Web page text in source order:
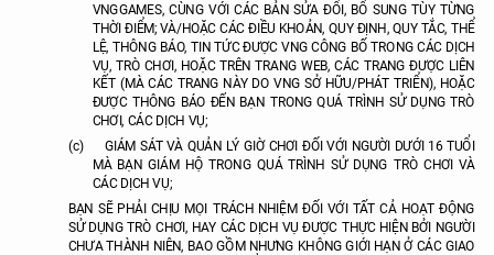
VNGGAMES, CÙNG VỚI CÁC BẢN SỬA ĐỔI, BỔ SUNG TÙY TỪNG
THỜI ĐIỂM; VÀ/HOẶC CÁC ĐIỀU KHOẢN, QUY ĐỊNH, QUY TẮC, THỂ
LỆ, THÔNG BÁO, TIN TỨC ĐƯỢC VNG CÔNG BỐ TRONG CÁC DỊCH
VỤ, TRÒ CHƠI, HOẶC TRÊN TRANG WEB, CÁC TRANG ĐƯỢC LIÊN
KẾT (MÀ CÁC TRANG NÀY DO VNG SỞ HỮU/PHÁT TRIỂN), HOẶC
ĐƯỢC THÔNG BÁO ĐẾN BẠN TRONG QUÁ TRÌNH SỬ DỤNG TRÒ
CHƠI, CÁC DỊCH VỤ;
(c)
GIÁM SÁT VÀ QUẢN LÝ GIỜ CHƠI ĐỐI VỚI NGƯỜI DƯỚI 16 TUỔI
MÀ BẠN GIÁM HỘ TRONG QUÁ TRÌNH SỬ DỤNG TRÒ CHƠI VÀ
CÁC DỊCH VỤ;
BẠN SẼ PHẢI CHỊU MỌI TRÁCH NHIỆM ĐỐI VỚI TẤT CẢ HOẠT ĐỘNG
SỬ DỤNG TRÒ CHƠI, HAY CÁC DỊCH VỤ ĐƯỢC THỰC HIỆN BỞI NGƯỜI
CHƯA THÀNH NIÊN, BAO GỒM NHƯNG KHÔNG GIỚI HẠN Ở CÁC GIAO